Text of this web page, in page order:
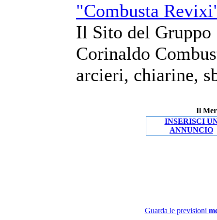
"Combusta
Il Sito del
Corinaldo
arcieri, chiarine,
Il
INSERISCI
ANNUNCIO
Guarda le previsioni